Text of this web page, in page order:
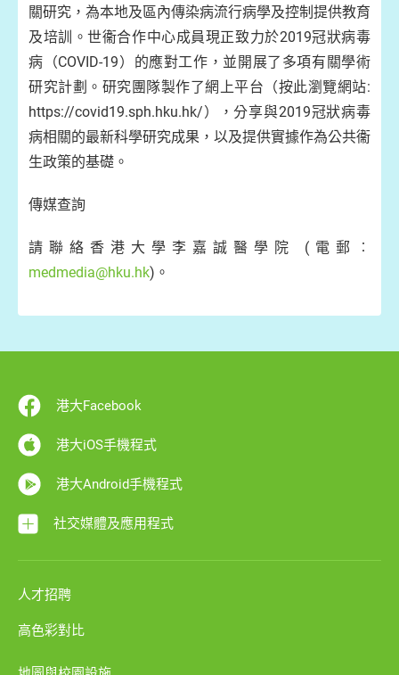
關研究，為本地及區內傳染病流行病學及控制提供教育
及培訓。世衞合作中心成員現正致力於2019冠狀病毒
病（COVID-19）的應對工作，並開展了多項有關學術
研究計劃。研究團隊製作了網上平台（按此瀏覽網站:
https://covid19.sph.hku.hk/），分享與2019冠狀病毒
病相關的最新科學研究成果，以及提供實據作為公共衞
生政策的基礎。
傳媒查詢
請聯絡香港大學李嘉誠醫學院 (電郵︰
medmedia@hku.hk)。
港大Facebook
港大iOS手機程式
港大Android手機程式
社交媒體及應用程式
人才招聘
高色彩對比